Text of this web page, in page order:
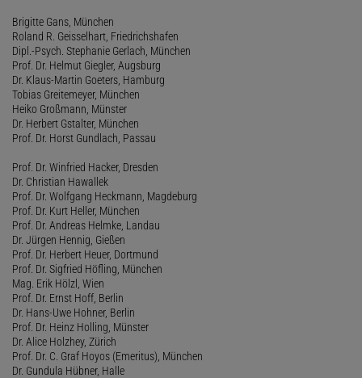
Brigitte Gans, München
Roland R. Geisselhart, Friedrichshafen
Dipl.-Psych. Stephanie Gerlach, München
Prof. Dr. Helmut Giegler, Augsburg
Dr. Klaus-Martin Goeters, Hamburg
Tobias Greitemeyer, München
Heiko Großmann, Münster
Dr. Herbert Gstalter, München
Prof. Dr. Horst Gundlach, Passau
Prof. Dr. Winfried Hacker, Dresden
Dr. Christian Hawallek
Prof. Dr. Wolfgang Heckmann, Magdeburg
Prof. Dr. Kurt Heller, München
Prof. Dr. Andreas Helmke, Landau
Dr. Jürgen Hennig, Gießen
Prof. Dr. Herbert Heuer, Dortmund
Prof. Dr. Sigfried Höfling, München
Mag. Erik Hölzl, Wien
Prof. Dr. Ernst Hoff, Berlin
Dr. Hans-Uwe Hohner, Berlin
Prof. Dr. Heinz Holling, Münster
Dr. Alice Holzhey, Zürich
Prof. Dr. C. Graf Hoyos (Emeritus), München
Dr. Gundula Hübner, Halle